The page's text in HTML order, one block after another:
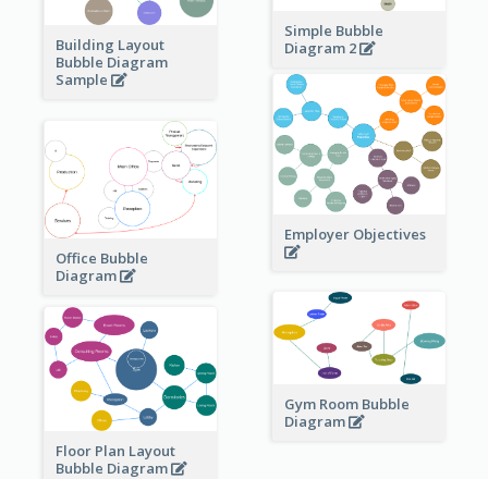
Simple Bubble
Diagram 2
Building Layout
Bubble Diagram
Sample
Employer Objectives
Office Bubble
Diagram
Gym Room Bubble
Diagram
Floor Plan Layout
Bubble Diagram